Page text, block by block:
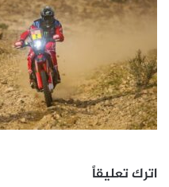
اترك تعليقاً